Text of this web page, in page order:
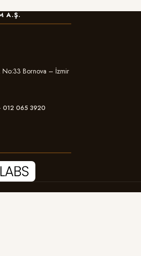
A.Ş.
No:33 Bornova – İzmir
012 065 3920